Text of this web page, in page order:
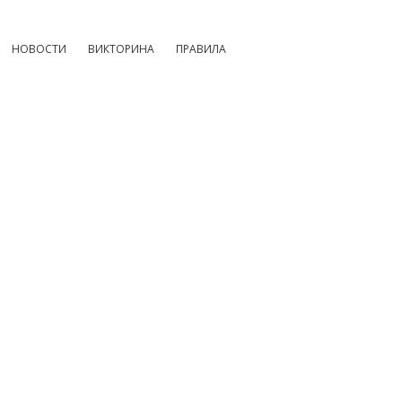
НОВОСТИ ВИКТОРИНА ПРАВИЛА